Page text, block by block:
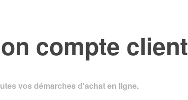
compte client
vos démarches d'achat en ligne.